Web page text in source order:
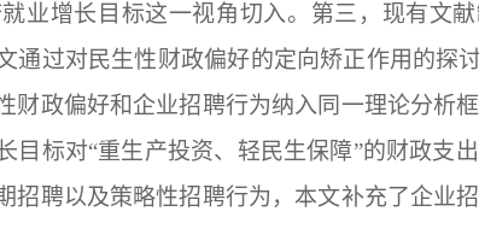
业增长目标这一视角切入。第三，现有文
通过对民生性财政偏好的定向矫正作用的探
财政偏好和企业招聘行为纳入同一理论分析
目标对“重生产投资、轻民生保障”的财政支
招聘以及策略性招聘行为，本文补充了企业